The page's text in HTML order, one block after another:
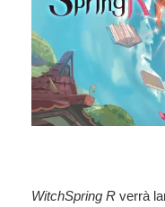
WitchSpring R verrà